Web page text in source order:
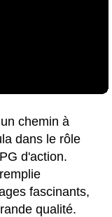
chemin à
dans le rôle
d'action.
fascinants,
qualité.